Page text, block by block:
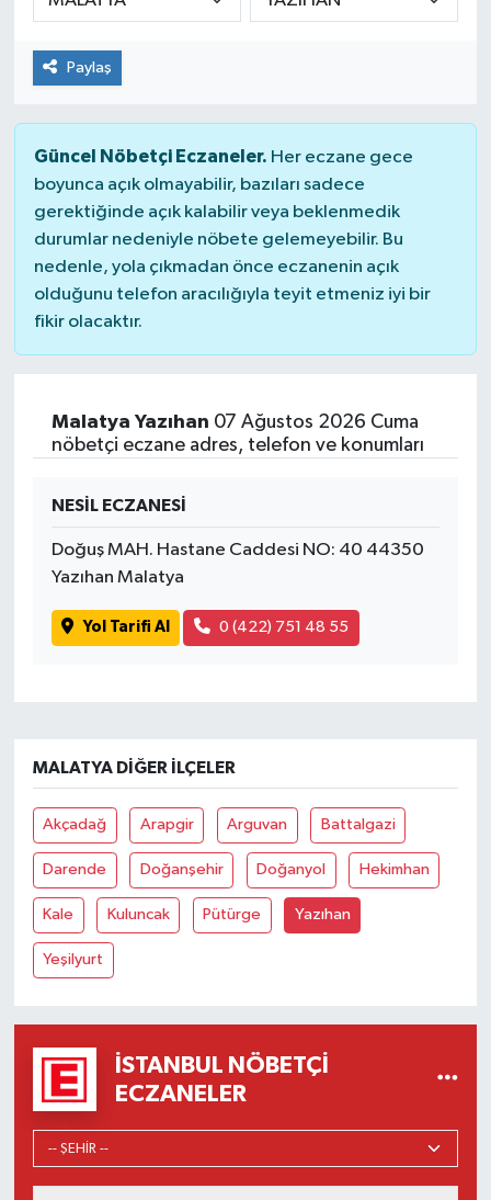
Paylaş
Güncel Nöbetçi Eczaneler. Her eczane gece
boyunca açık olmayabilir, bazıları sadece
gerektiğinde açık kalabilir veya beklenmedik
durumlar nedeniyle nöbete gelemeyebilir. Bu
nedenle, yola çıkmadan önce eczanenin açık
olduğunu telefon aracılığıyla teyit etmeniz iyi bir
fikir olacaktır.
Malatya Yazıhan 07 Ağustos 2026 Cuma
nöbetçi eczane adres, telefon ve konumları
NESİL ECZANESİ
Doğuş MAH. Hastane Caddesi NO: 40 44350
Yazıhan Malatya
Yol Tarifi Al 0 (422) 751 48 55
MALATYA DIĞER İLÇELER
Akçadağ Arapgir Arguvan Battalgazi
Darende Doğanşehir Doğanyol Hekimhan
Kale Kuluncak Pütürge Yazıhan
Yeşilyurt
İSTANBUL NÖBETÇI
ECZANELER